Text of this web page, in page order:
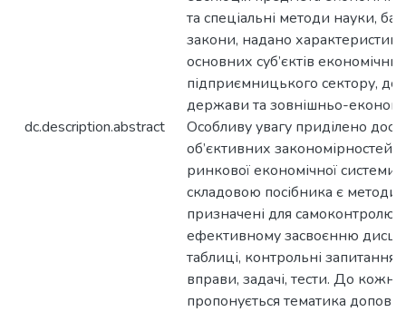
dc.description.abstract
та спеціальні методи науки,
закони, надано характеристику
основних суб’єктів
підприємницького сектору,
держави та зовнішньо-
Особливу увагу приділено
об’єктивних закономірностей
ринкової економічної системи.
складовою посібника є
призначені для самоконтролю
ефективному засвоєнню
таблиці, контрольні запитання,
вправи, задачі, тести. До
пропонується тематика